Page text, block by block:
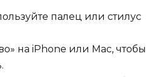
на iPhone или Mac, чтобы